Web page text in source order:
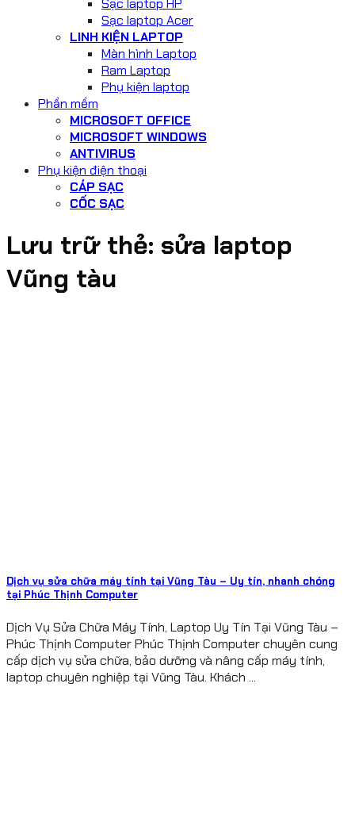
Sạc laptop HP
Sạc laptop Acer
LINH KIỆN LAPTOP
Màn hình Laptop
Ram Laptop
Phụ kiện laptop
Phần mềm
MICROSOFT OFFICE
MICROSOFT WINDOWS
ANTIVIRUS
Phụ kiện điện thoại
CÁP SẠC
CỐC SẠC
Lưu trữ thẻ: sửa laptop
Vũng tàu
Dịch vụ sửa chữa máy tính tại Vũng Tàu – Uy tín, nhanh chóng
tại Phúc Thịnh Computer
Dịch Vụ Sửa Chữa Máy Tính, Laptop Uy Tín Tại Vũng Tàu –
Phúc Thịnh Computer Phúc Thịnh Computer chuyên cung
cấp dịch vụ sửa chữa, bảo dưỡng và nâng cấp máy tính,
laptop chuyên nghiệp tại Vũng Tàu. Khách ...